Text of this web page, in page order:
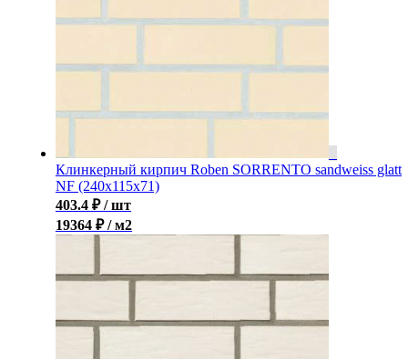
Клинкерный кирпич Roben SORRENTO sandweiss glatt
NF (240x115x71)
403.4 ₽ / шт
19364 ₽ / м2